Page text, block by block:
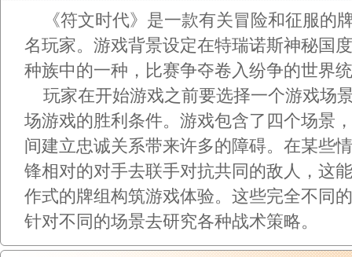
《符文时代》是一款有关冒险和征服的
名玩家。游戏背景设定在特瑞诺斯神秘国
种族中的一种，比赛争夺卷入纷争的世界
玩家在开始游戏之前要选择一个游戏场
场游戏的胜利条件。游戏包含了四个场景
间建立忠诚关系带来许多的障碍。在某些
锋相对的对手去联手对抗共同的敌人，这
作式的牌组构筑游戏体验。这些完全不同
针对不同的场景去研究各种战术策略。